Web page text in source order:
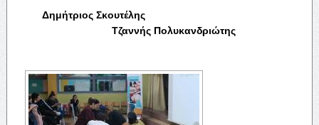
Δημήτριος Σκουτέλης
Τζαννής Πολυκανδριώτης